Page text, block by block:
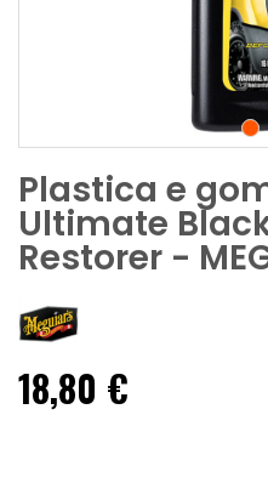
Plastica e
Ultimate
Restorer -
18,80 €